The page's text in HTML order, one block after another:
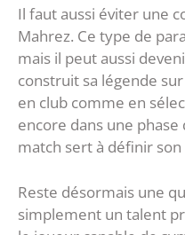
Il faut aussi éviter une
Mahrez. Ce type de
mais il peut aussi
construit sa légende
en club comme en
encore dans une
match sert à définir
Reste désormais une
simplement un talent